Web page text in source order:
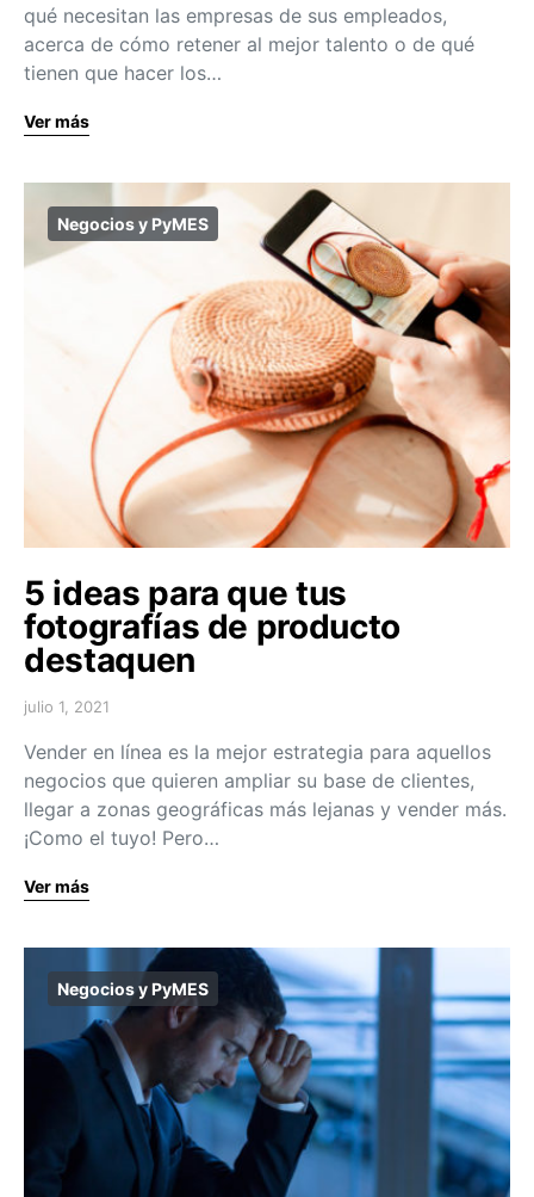
qué necesitan las empresas de sus empleados,
acerca de cómo retener al mejor talento o de qué
tienen que hacer los…
Ver más
Negocios y PyMES
5 ideas para que tus
fotografías de producto
destaquen
julio 1, 2021
Vender en línea es la mejor estrategia para aquellos
negocios que quieren ampliar su base de clientes,
llegar a zonas geográficas más lejanas y vender más.
¡Como el tuyo! Pero…
Ver más
Negocios y PyMES